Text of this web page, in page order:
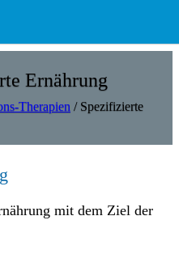
Ernährung
Therapien / Spezifizierte
mit dem Ziel der